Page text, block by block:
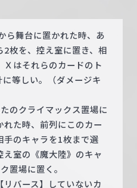
ら舞台に置かれた時、あ
枚を、控え室に置き、相
はそれらのカードのト
に等しい。（ダメージキ
のクライマックス置場に
れた時、前列にこのカー
手のキャラを1枚まで選
室の《魔大陸》のキャ
置場に置く。
リバース】していないカ